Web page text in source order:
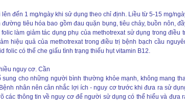
đến 1 mg/ngày khi sử dụng theo chỉ định. Liều từ 5-15 mg/
tiêu hóa bao gồm đau quặn bụng, tiêu chảy, buồn nôn,
làm giảm tác dụng phụ của methotrexat sử dụng trong điều
hiệu quả của methotrexat trong điều trị bệnh bạch cầu
folic có thể che giấu tình trạng thiếu hụt vitamin B12.
nguy cơ. Cần
cho những người bình thường khỏe mạnh, không mang
nhân nên cân nhắc lợi ích - nguy cơ trước khi đưa ra sử
các thông tin về nguy cơ để người sử dụng có thể hiểu và đưa